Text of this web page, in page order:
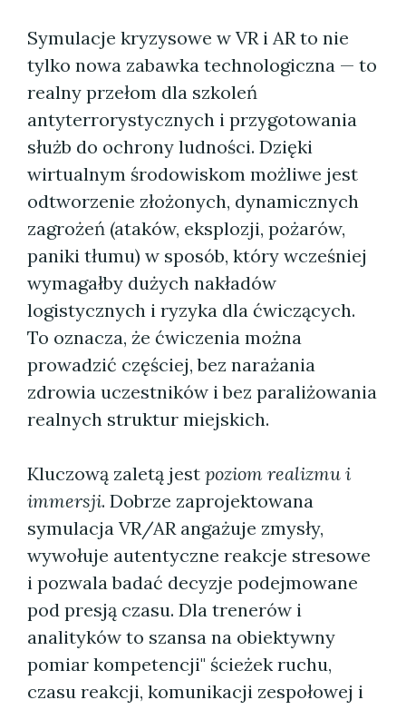
Symulacje kryzysowe w VR i AR to nie
tylko nowa zabawka technologiczna — to
realny przełom dla szkoleń
antyterrorystycznych i przygotowania
służb do ochrony ludności. Dzięki
wirtualnym środowiskom możliwe jest
odtworzenie złożonych, dynamicznych
zagrożeń (ataków, eksplozji, pożarów,
paniki tłumu) w sposób, który wcześniej
wymagałby dużych nakładów
logistycznych i ryzyka dla ćwiczących.
To oznacza, że ćwiczenia można
prowadzić częściej, bez narażania
zdrowia uczestników i bez paraliżowania
realnych struktur miejskich.
Kluczową zaletą jest poziom realizmu i
immersji. Dobrze zaprojektowana
symulacja VR/AR angażuje zmysły,
wywołuje autentyczne reakcje stresowe
i pozwala badać decyzje podejmowane
pod presją czasu. Dla trenerów i
analityków to szansa na obiektywny
pomiar kompetencji" ścieżek ruchu,
czasu reakcji, komunikacji zespołowej i